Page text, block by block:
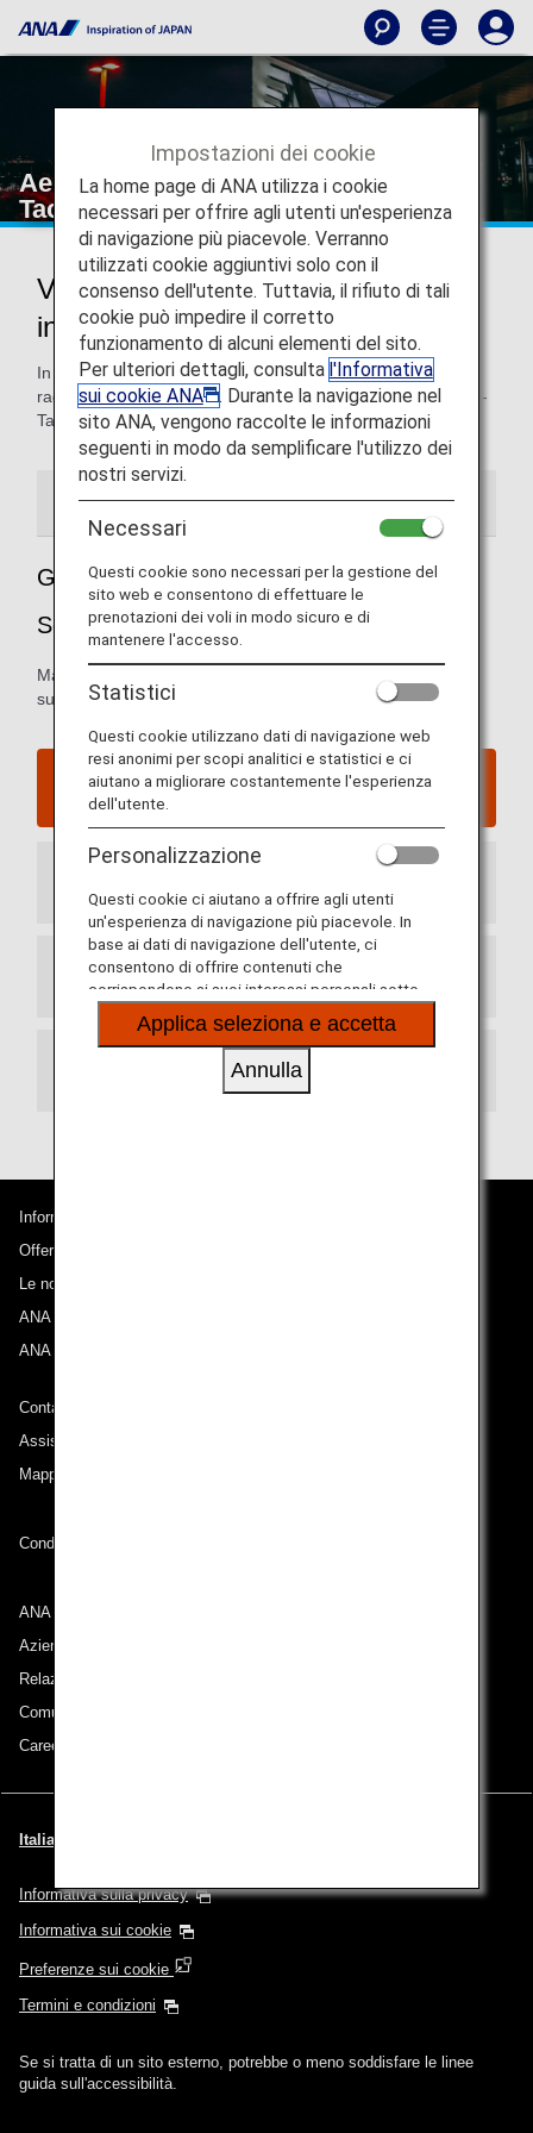
Aeroporto internazionale di Seattle-
Tacoma
Viaggi da e per l'aeroporto
internazionale di Seattle-Tacoma
In questa pagina troverai le informazioni necessarie per
raggiungere facilmente l'aeroporto internazionale di Seattle-
Tacoma e la tua destinazione.
Guida dell'aeroporto Guida speciale
Guida all'aeroporto internazionale di
Seattle-Tacoma
Mappe dei terminal di arrivo e partenza e informazioni
sull'aeroporto internazionale di Seattle-Tacoma.
Sito web dell'aeroporto internazionale di Seattle-
Terminal partenze
Informazioni su ANA
Offerte e annunci
Le nostre destinazioni
ANA Experience
ANA Mileage Club
Contatti ANA
Assistenza tecnica (Accessibilità)
Mappa del sito
Condizioni di trasporto
ANA Group
Aziende appartenenti al gruppo
Relazioni con gli azionisti
Comunicati stampa
Careers (English Only)
Italiano | Italy (Scegli la città e la lingua)
Informativa sulla privacy
Informativa sui cookie
Preferenze sui cookie
Termini e condizioni
Se si tratta di un sito esterno, potrebbe o meno soddisfare le linee
guida sull'accessibilità.
Impostazioni dei cookie
La home page di ANA utilizza i cookie
necessari per offrire agli utenti un'esperienza
di navigazione più piacevole. Verranno
utilizzati cookie aggiuntivi solo con il
consenso dell'utente. Tuttavia, il rifiuto di tali
cookie può impedire il corretto
funzionamento di alcuni elementi del sito.
Per ulteriori dettagli, consulta l'Informativa
sui cookie ANA
. Durante la navigazione nel
sito ANA, vengono raccolte le informazioni
seguenti in modo da semplificare l'utilizzo dei
nostri servizi.
Necessari
Questi cookie sono necessari per la gestione del
sito web e consentono di effettuare le
prenotazioni dei voli in modo sicuro e di
mantenere l'accesso.
Statistici
Questi cookie utilizzano dati di navigazione web
resi anonimi per scopi analitici e statistici e ci
aiutano a migliorare costantemente l'esperienza
dell'utente.
Personalizzazione
Questi cookie ci aiutano a offrire agli utenti
un'esperienza di navigazione più piacevole. In
base ai dati di navigazione dell'utente, ci
consentono di offrire contenuti che
corrispondono ai suoi interessi personali sotto
forma di siti web, e-mail, social media e pubblicità.
Applica seleziona e accetta
Annulla